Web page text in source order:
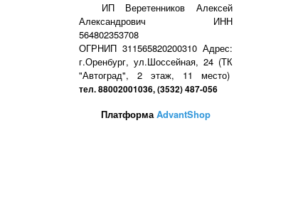
ИП Веретенников Алексей
Александрович ИНН
564802353708
ОГРНИП 311565820200310 Адрес:
г.Оренбург, ул.Шоссейная, 24 (ТК
"Автоград", 2 этаж, 11 место)
тел. 88002001036, (3532) 487-056
ПлатформаAdvantShop